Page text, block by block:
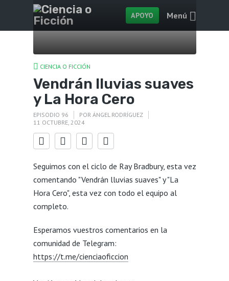
APOYO Menú
CIENCIA O FICCIÓN
Vendrán lluvias suaves
y La Hora Cero
EPISODIO 96 POR ÁNGEL RODRÍGUEZ
11 OCTUBRE, 2024
Seguimos con el ciclo de Ray Bradbury, esta vez
comentando "Vendrán lluvias suaves" y "La
Hora Cero", esta vez con todo el equipo al
completo.
Esperamos vuestros comentarios en la
comunidad de Telegram:
https://t.me/cienciaoficcion